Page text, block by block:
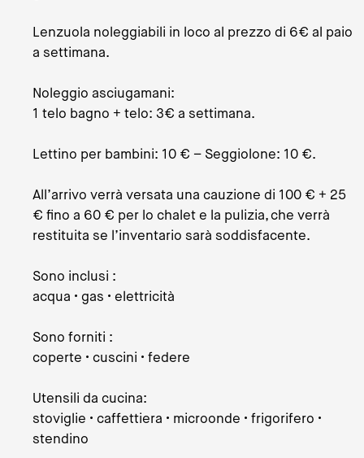
Lenzuola noleggiabili in loco al prezzo di 6€ al paio
a settimana.
Noleggio asciugamani:
1 telo bagno + telo: 3€ a settimana.
Lettino per bambini: 10 € – Seggiolone: ​​10 €.
All’arrivo verrà versata una cauzione di 100 € + 25
€ fino a 60 € per lo chalet e la pulizia, che verrà
restituita se l’inventario sarà soddisfacente.
Sono inclusi :
acqua • gas • elettricità
Sono forniti :
coperte • cuscini • federe
Utensili da cucina:
stoviglie • caffettiera • microonde • frigorifero •
stendino